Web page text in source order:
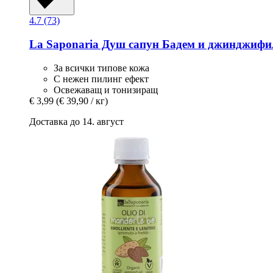
4.7 (73)
La Saponaria Душ сапун Бадем и
За всички типове кожа
С нежен пилинг ефект
Освежаващ и тонизиращ
€ 3,99 (€ 39,90 / кг)
Доставка до 14. август